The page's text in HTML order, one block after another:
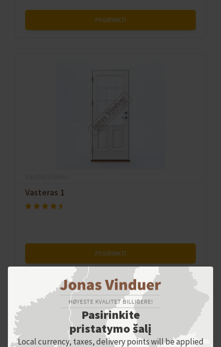
PASIRINKTI
Vasteras 1
PASIRINKTI
Pasirinkite
pristatymo šalį
Local currency, taxes, delivery points will be applied